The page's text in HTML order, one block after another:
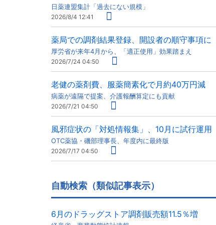
日薬連盟集計「過去にない規模」
2026/8/4 12:41
薬局での調剤結果登録、開設者の順守事項に
厚労省が来年4月から、「適正使用」効果踏まえ
2026/7/24 04:50
老健の薬剤費、服薬簡素化で月約40万円減
病薬が遠隔で提案、介護報酬算定にも貢献
2026/7/21 04:50
風邪症状の「対処情報集」、10月に試行運用
OTC薬協・磯部理事長、年度内に最終版
2026/7/17 04:50
自動検索（類似記事表示）
6月のドラッグストア調剤販売額11.5％増